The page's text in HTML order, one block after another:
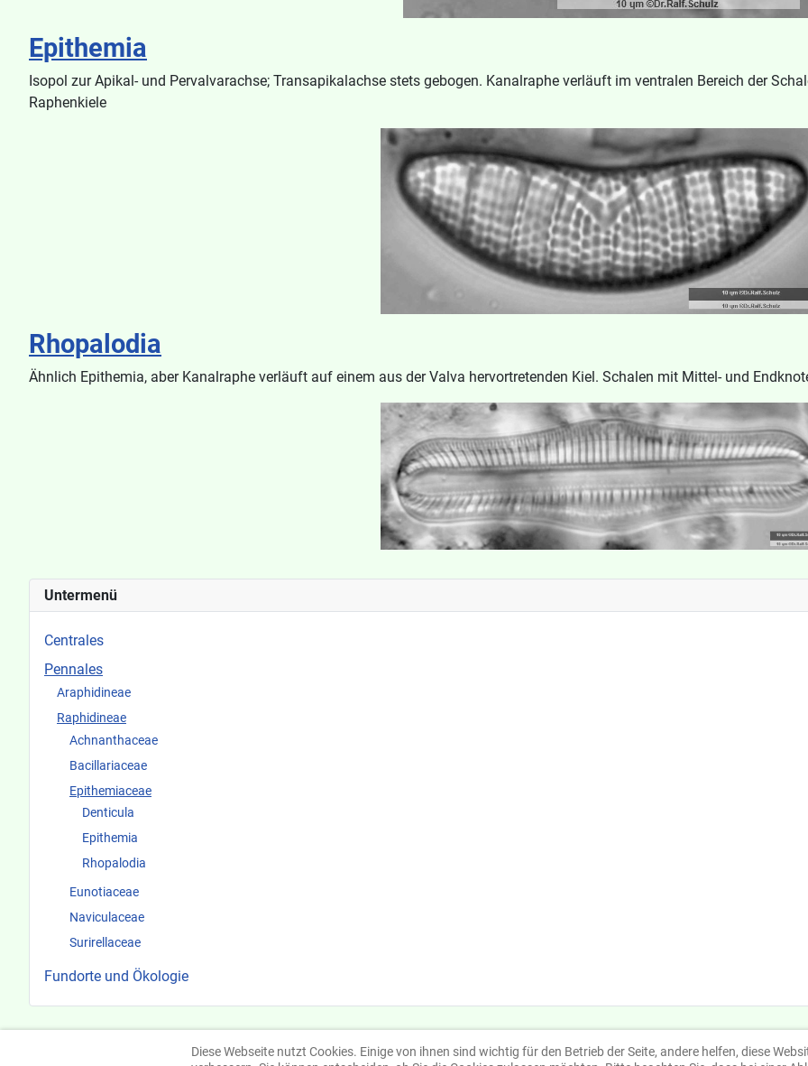
Untermenü
Centrales
Pennales
Araphidineae
Raphidineae
Achnanthaceae
Bacillariaceae
Epithemiaceae
Denticula
Epithemia
Rhopalodia
Eunotiaceae
Naviculaceae
Surirellaceae
Fundorte und Ökologie
Epithemia
Isopol zur Apikal- und Pervalvarachse; Transapikalachse stets gebogen. Kanalraphe verläuft im ventralen Bereich der
Raphenkiele
Rhopalodia
Ähnlich Epithemia, aber Kanalraphe verläuft auf einem aus der Valva hervortretenden Kiel. Schalen mit Mittel- und
Diese Webseite nutzt Cookies. Einige von ihnen sind wichtig für den Betrieb der Seite, andere helfen, diese